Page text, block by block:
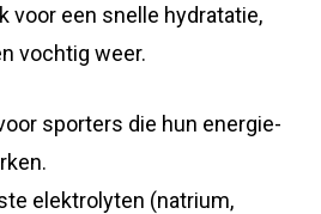
voor een snelle hydratatie,
vochtig weer.
sporters die hun energie-
elektrolyten (natrium,